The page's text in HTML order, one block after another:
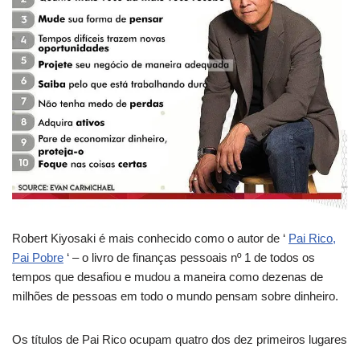
Robert Kiyosaki é mais conhecido como o autor de ‘ Pai Rico,
Pai Pobre ‘ – o livro de finanças pessoais nº 1 de todos os
tempos que desafiou e mudou a maneira como dezenas de
milhões de pessoas em todo o mundo pensam sobre dinheiro.
Os títulos de Pai Rico ocupam quatro dos dez primeiros lugares